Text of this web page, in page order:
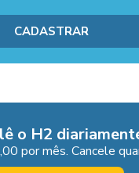
o H2
por mês. Cancele